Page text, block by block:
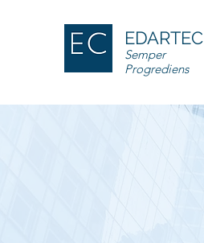
EDARTEC
Semper
Progrediens